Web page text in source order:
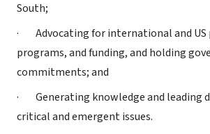
South;
· Advocating for international and US
programs, and funding, and holding
commitments; and
· Generating knowledge and leading
critical and emergent issues.